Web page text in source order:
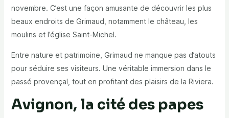
novembre. C’est une façon amusante de découvrir les plus
beaux endroits de Grimaud, notamment le château, les
moulins et l’église Saint-Michel.
Entre nature et patrimoine, Grimaud ne manque pas d’atouts
pour séduire ses visiteurs. Une véritable immersion dans le
passé provençal, tout en profitant des plaisirs de la Riviera.
Avignon, la cité des papes